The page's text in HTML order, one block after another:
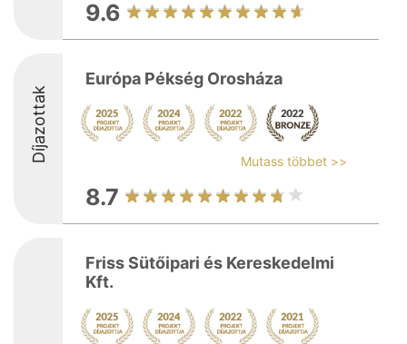
9.6
Díjazottak
Európa Pékség Orosháza
Mutass többet >>
8.7
Friss Sütőipari és Kereskedelmi
Kft.